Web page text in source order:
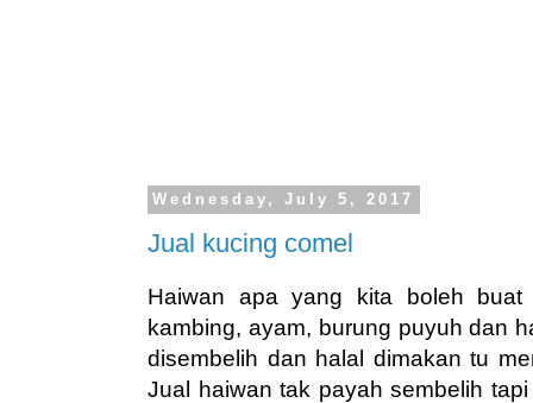
Wednesday, July 5, 2017
Jual kucing comel
Haiwan apa yang kita boleh
kambing, ayam, burung puyuh dan
disembelih dan halal dimakan tu
Jual haiwan tak payah sembelih